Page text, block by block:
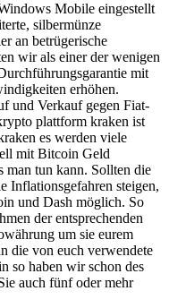
Mobile eingestellt
silbermünze
an betrügerische
wir als einer der wenigen
mit
erhöhen.
und Verkauf gegen Fiat-
plattform kraken ist
es werden viele
mit Bitcoin Geld
man tun kann. Sollten die
Inflationsgefahren steigen,
und Dash möglich. So
der entsprechenden
um sie eurem
die von euch verwendete
so haben wir schon des
auch fünf oder mehr